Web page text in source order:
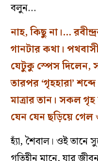
বলুন…
নাহ, কিছু না।…
গানটার কথা।
যেটুকু স্পেস দিলেন,
তারপর ‘গৃহহারা’
মাত্রার তান। সকল
যেন যেন ছড়িয়ে
হ্যাঁ, শৈবাল। ওই তানে